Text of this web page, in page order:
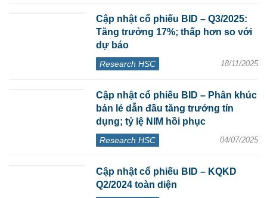
Cập nhật cổ phiếu BID – Q3/2025:
Tăng trưởng 17%; thấp hơn so với
dự báo
Research HSC 18/11/2025
Cập nhật cổ phiếu BID – Phân khúc
bán lẻ dẫn đầu tăng trưởng tín
dụng; tỷ lệ NIM hồi phục
Research HSC 04/07/2025
Cập nhật cổ phiếu BID – KQKD
Q2/2024 toàn diện